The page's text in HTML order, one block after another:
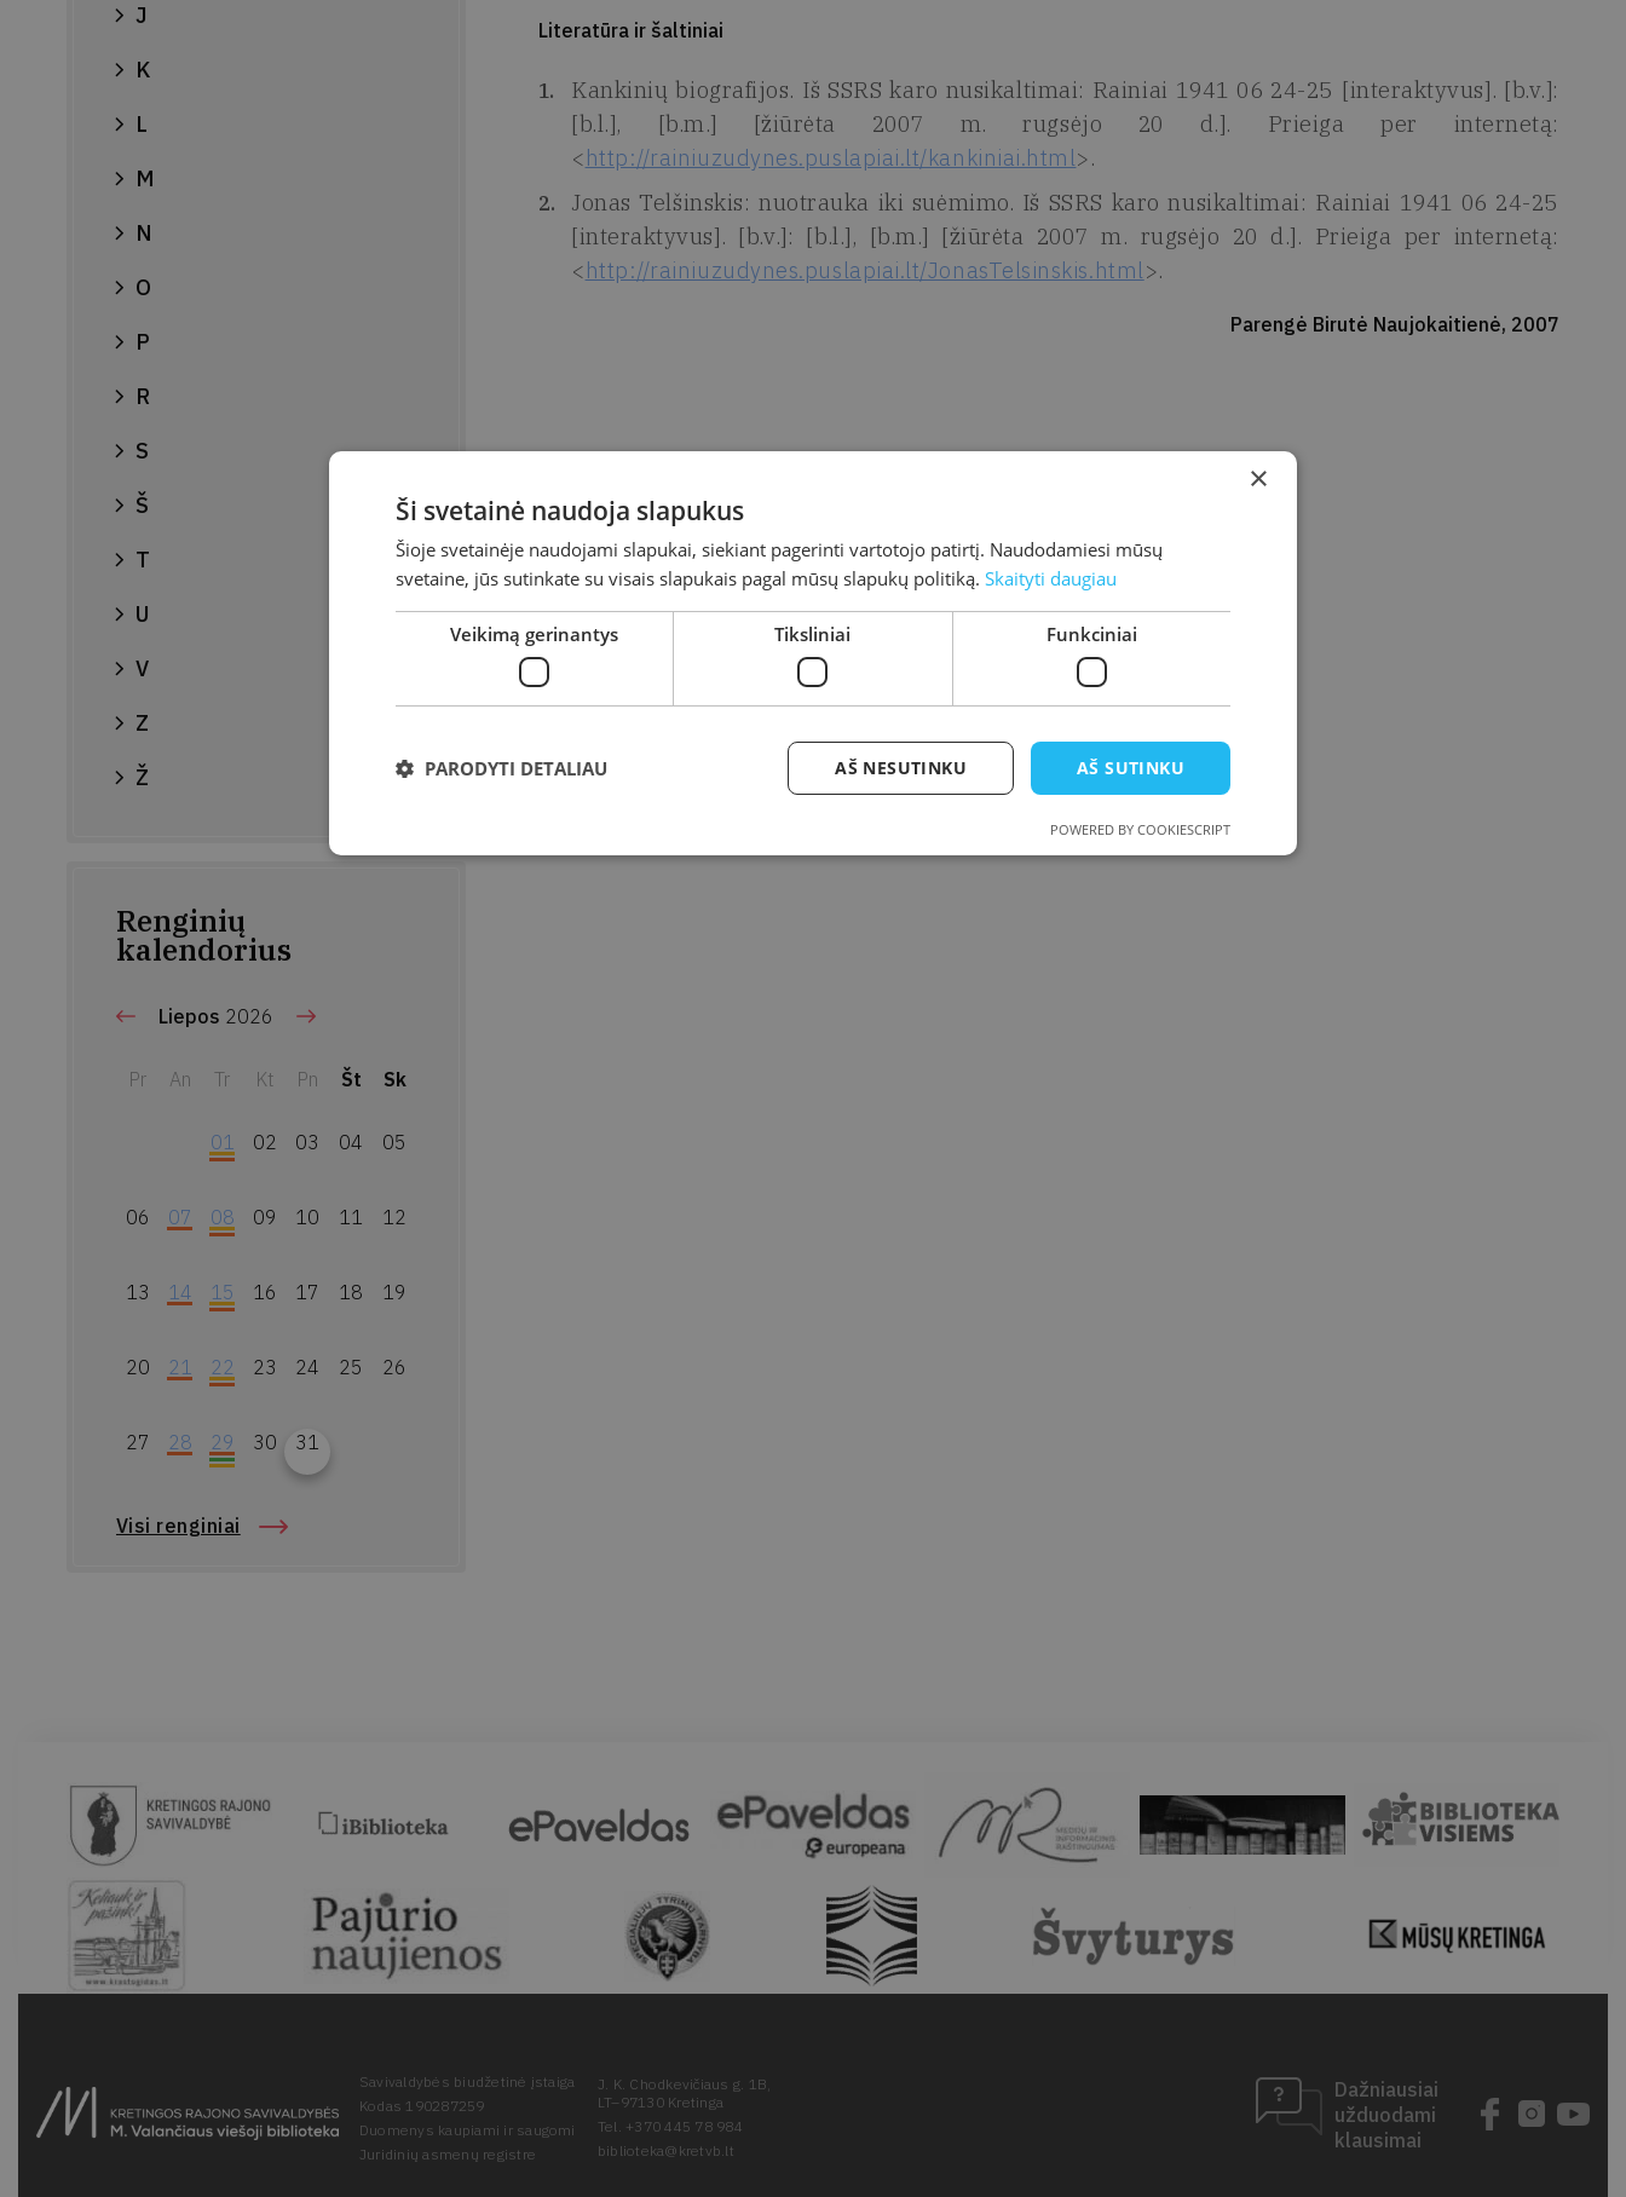
J
K
L
M
N
O
P
R
S
Š
T
U
V
Z
Ž
Renginių
kalendorius
Liepos 2026
Pr An Tr Kt Pn Št Sk
01 02 03 04 05
06 07 08 09 10 11 12
13 14 15 16 17 18 19
20 21 22 23 24 25 26
27 28 29 30 31
Visi renginiai
Literatūra ir šaltiniai
Kankinių biografijos. Iš SSRS karo nusikaltimai: Rainiai 1941 06 24-25 [interaktyvus]. [b.v.]:
[b.l.], [b.m.] [žiūrėta 2007 m. rugsėjo 20 d.]. Prieiga per internetą:
<http://rainiuzudynes.puslapiai.lt/kankiniai.html>.
Jonas Telšinskis: nuotrauka iki suėmimo. Iš SSRS karo nusikaltimai: Rainiai 1941 06 24-25
[interaktyvus]. [b.v.]: [b.l.], [b.m.] [žiūrėta 2007 m. rugsėjo 20 d.]. Prieiga per internetą:
<http://rainiuzudynes.puslapiai.lt/JonasTelsinskis.html>.
Parengė Birutė Naujokaitienė, 2007
Savivaldybės biudžetinė įstaiga
Kodas 190287259
Duomenys kaupiami ir saugomi
Juridinių asmenų registre
J. K. Chodkevičiaus g. 1B,
LT–97130 Kretinga
Tel. +370 445 78 984
biblioteka@kretvb.lt
Dažniausiai
užduodami
klausimai
×
Ši svetainė naudoja slapukus
Šioje svetainėje naudojami slapukai, siekiant pagerinti vartotojo patirtį. Naudodamiesi mūsų
svetaine, jūs sutinkate su visais slapukais pagal mūsų slapukų politiką. Skaityti daugiau
Veikimą gerinantys Tiksliniai Funkciniai
AŠ SUTINKU
AŠ NESUTINKU
PARODYTI DETALIAU
POWERED BY COOKIESCRIPT